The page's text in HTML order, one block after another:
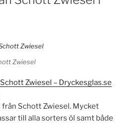
Zwiesel
Zwiesel – Dryckesglas.se
från Schott Zwiesel. Mycket
till alla sorters öl samt både